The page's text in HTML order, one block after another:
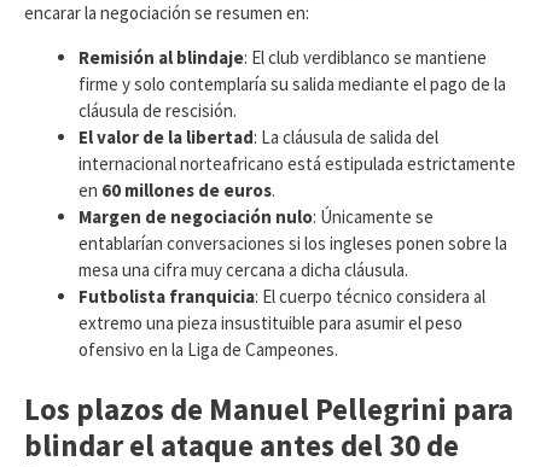
encarar la negociación se resumen en:
Remisión al blindaje: El club verdiblanco se mantiene
firme y solo contemplaría su salida mediante el pago de la
cláusula de rescisión.
El valor de la libertad: La cláusula de salida del
internacional norteafricano está estipulada estrictamente
en 60 millones de euros.
Margen de negociación nulo: Únicamente se
entablarían conversaciones si los ingleses ponen sobre la
mesa una cifra muy cercana a dicha cláusula.
Futbolista franquicia: El cuerpo técnico considera al
extremo una pieza insustituible para asumir el peso
ofensivo en la Liga de Campeones.
Los plazos de Manuel Pellegrini para
blindar el ataque antes del 30 de